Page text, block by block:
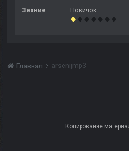
Звание Новичок
Главная arsenijmp3
Копирование